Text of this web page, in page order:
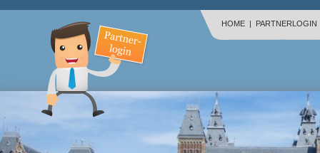
HOME | PARTNERLOGIN